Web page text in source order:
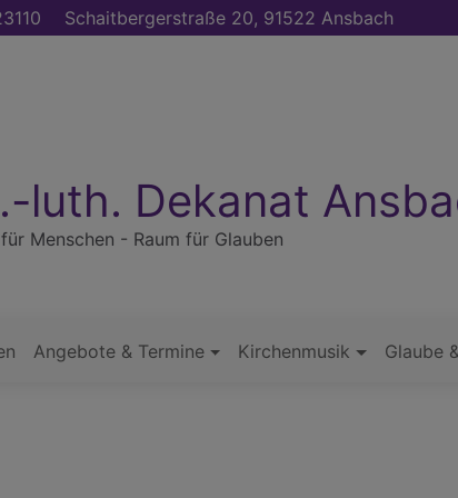
Schaitbergerstraße 20, 91522 Ansbach
luth. Dekanat
Menschen - Raum für Glauben
Angebote & Termine Kirchenmusik Glaube